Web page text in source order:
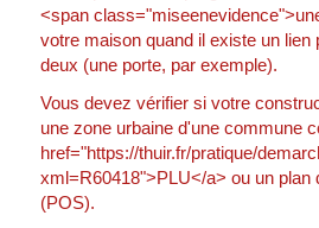
<span
votre maison quand il existe un lien
deux (une porte, par exemple).
Vous devez vérifier si votre
une zone urbaine d'une commune
href="https://thuir.fr/pratique/
xml=R60418">PLU</a> ou un plan
(POS).